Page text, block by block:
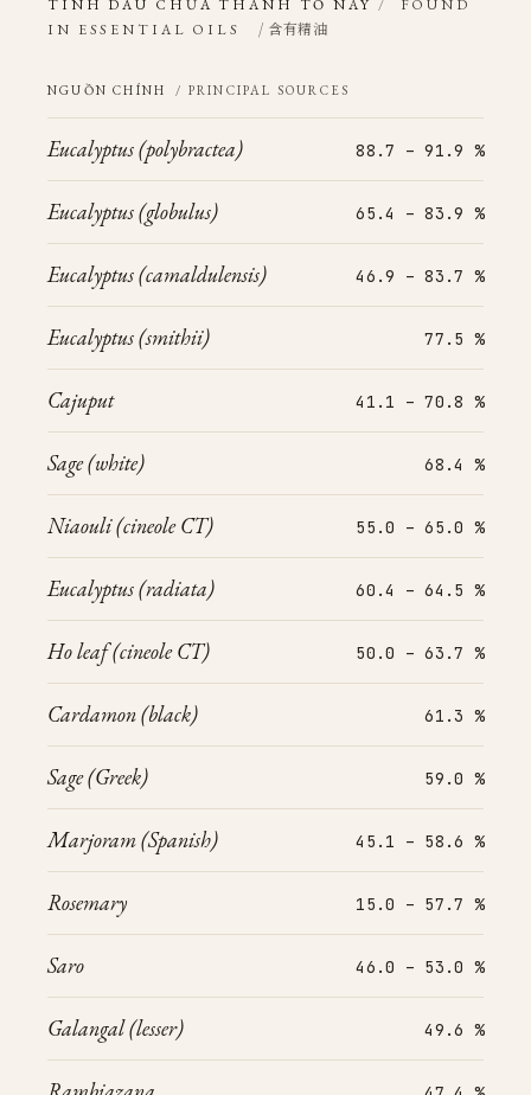
TINH DẦU CHỨA THÀNH TỐ NÀY /
FOUND
IN ESSENTIAL OILS
/ 含有精油
NGUỒN CHÍNH / PRINCIPAL SOURCES
Eucalyptus (polybractea) 88.7 – 91.9 %
Eucalyptus (globulus) 65.4 – 83.9 %
Eucalyptus (camaldulensis) 46.9 – 83.7 %
Eucalyptus (smithii) 77.5 %
Cajuput 41.1 – 70.8 %
Sage (white) 68.4 %
Niaouli (cineole CT) 55.0 – 65.0 %
Eucalyptus (radiata) 60.4 – 64.5 %
Ho leaf (cineole CT) 50.0 – 63.7 %
Cardamon (black) 61.3 %
Sage (Greek) 59.0 %
Marjoram (Spanish) 45.1 – 58.6 %
Rosemary 15.0 – 57.7 %
Saro 46.0 – 53.0 %
Galangal (lesser) 49.6 %